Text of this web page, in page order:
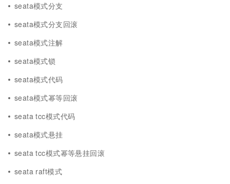
seata模式分支
seata模式分支回滚
seata模式注解
seata模式锁
seata模式代码
seata模式幂等回滚
seata tcc模式代码
seata模式悬挂
seata tcc模式幂等悬挂回滚
seata raft模式